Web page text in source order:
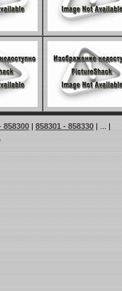
858300 | 858301 - 858330 | ... |